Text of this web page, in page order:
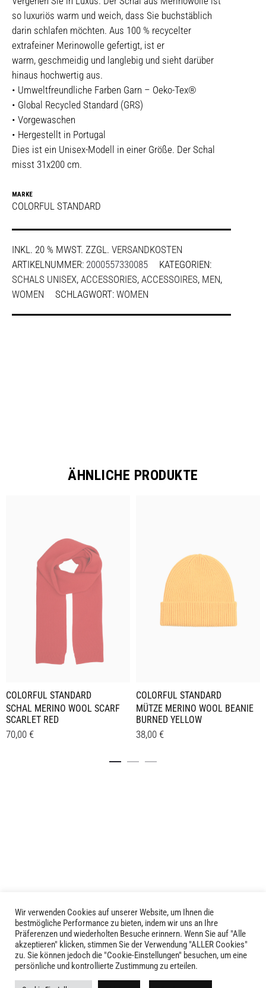
so luxuriös warm und weich, dass Sie buchstäblich
darin schlafen möchten. Aus 100 % recycelter
extrafeiner Merinowolle gefertigt, ist er
warm, geschmeidig und langlebig und sieht darüber
hinaus hochwertig aus.
• Umweltfreundliche Farben Garn – Oeko-Tex®
• Global Recycled Standard (GRS)
• Vorgewaschen
• Hergestellt in Portugal
Dies ist ein Unisex-Modell in einer Größe. Der Schal
misst 31x200 cm.
MARKE
COLORFUL STANDARD
INKL. 20 % MWST. ZZGL. VERSANDKOSTEN
ARTIKELNUMMER: 2000557330085
KATEGORIEN:
SCHALS UNISEX, ACCESSORIES, ACCESSOIRES, MEN,
WOMEN
SCHLAGWORT: WOMEN
ÄHNLICHE PRODUKTE
COLORFUL STANDARD
SCHAL MERINO WOOL SCARF
SCARLET RED
70,00 €
COLORFUL STANDARD
MÜTZE MERINO WOOL BEANIE
BURNED YELLOW
38,00 €
LIVID © 2024
Kontakt
Versandkosten
Wir verwenden Cookies auf unserer Website, um Ihnen die
bestmögliche Performance zu bieten, indem wir uns an Ihre
Präferenzen und wiederholten Besuche erinnern. Wenn Sie auf "Alle
akzeptieren" klicken, stimmen Sie der Verwendung "ALLER Cookies"
zu. Sie können jedoch die "Cookie-Einstellungen" besuchen, um eine
persönliche und kontrollierte Zustimmung zu erteilen.